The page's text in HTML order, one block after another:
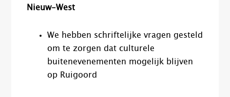
Nieuw-West
We hebben schriftelijke vragen gesteld
om te zorgen dat culturele
buitenevenementen mogelijk blijven
op Ruigoord